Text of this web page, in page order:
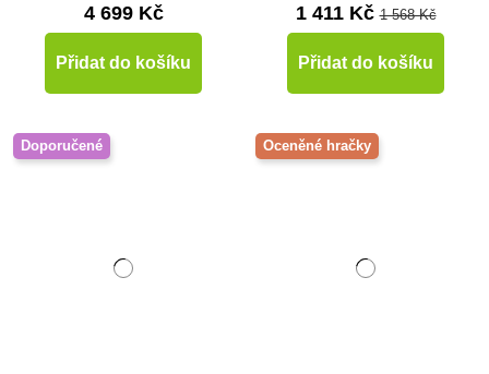
4 699 Kč
Přidat do košíku
1 411 Kč1 568 Kč
Přidat do košíku
Doporučené Oceněné hračky